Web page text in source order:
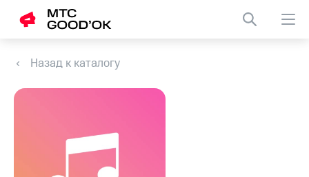
Назад к каталогу